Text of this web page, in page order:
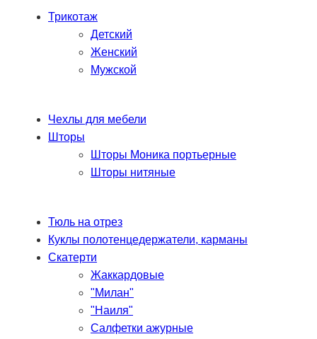
Трикотаж
Детский
Женский
Мужской
Чехлы для мебели
Шторы
Шторы Моника портьерные
Шторы нитяные
Тюль на отрез
Куклы полотенцедержатели, карманы
Скатерти
Жаккардовые
"Милан"
"Наиля"
Салфетки ажурные